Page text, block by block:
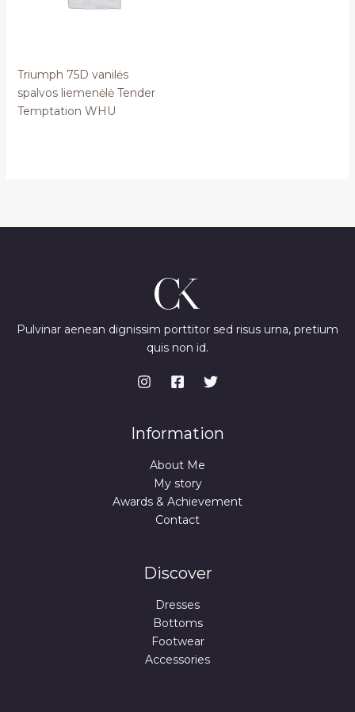
Triumph 75D vanilės
spalvos liemenėlė Tender
Temptation WHU
Pulvinar aenean dignissim porttitor sed risus urna, pretium
quis non id.
Information
About Me
My story
Awards & Achievement
Contact
Discover
Dresses
Bottoms
Footwear
Accessories